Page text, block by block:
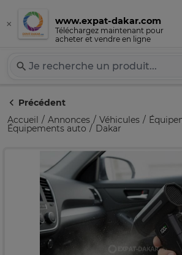
Expat-Dakar
Précédent
Accueil
Annonces Véhicules
Équipements auto Dakar
×
Téléchargez maintenant pour
acheter et vendre en ligne
www.expat-dakar.com